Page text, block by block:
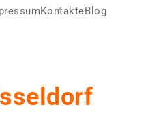
KontakteBlog